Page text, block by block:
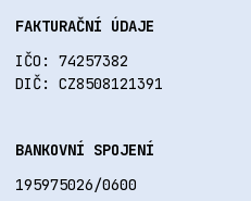
FAKTURAČNÍ ÚDAJE
IČO: 74257382
DIČ: CZ8508121391
BANKOVNÍ SPOJENÍ
195975026/0600